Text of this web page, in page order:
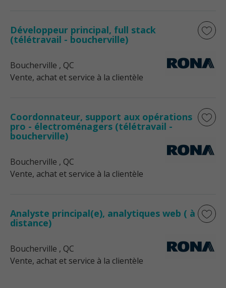
Développeur principal, full stack
(télétravail - boucherville)
Boucherville , QC
Vente, achat et service à la clientèle
Coordonnateur, support aux opérations
pro - électroménagers (télétravail -
boucherville)
Boucherville , QC
Vente, achat et service à la clientèle
Analyste principal(e), analytiques web ( à
distance)
Boucherville , QC
Vente, achat et service à la clientèle